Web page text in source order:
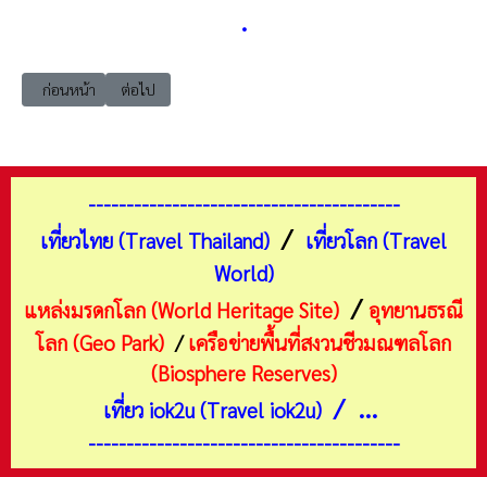
.
เนื้อหาก่อนหน้า: แหล่งมรดกโลก เอเชียตะวันออก จีน 1998 พระราชวังฤดู
ก่อนหน้า เนื้อหาถัดไป: แหล่งมรดกโลก เอเชียตะวันออก จีน 1999 งา
ต่อไป
-----------------------------------------
เที่ยวไทย (Travel Thailand) / เที่ยวโลก (Travel
World)
แหล่งมรดกโลก (World Heritage Site) /อุทยานธรณี
โลก (Geo Park) /เครือข่ายพื้นที่สงวนชีวมณฑลโลก
(Biosphere Reserves)
เที่ยว iok2u (Travel iok2u) / ...
-----------------------------------------